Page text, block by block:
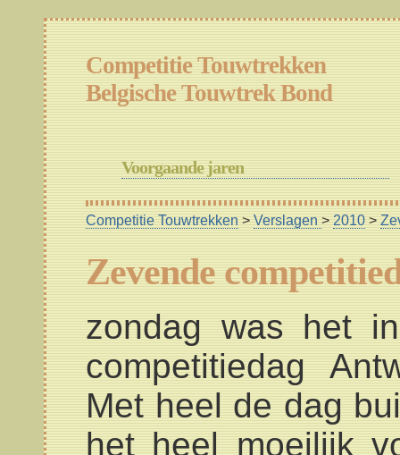
Competitie Touwtrekken
Belgische Touwtrek Bond
Voorgaande jaren
Competitie Touwtrekken >Verslagen> 2010 >
Zevende
zondag was het
competitiedag
Met heel de dag
het heel moeilijk